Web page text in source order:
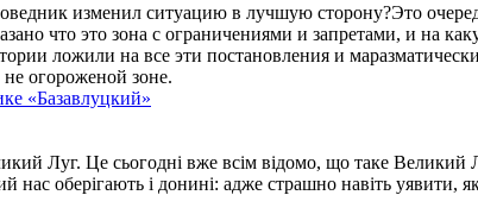
изменил ситуацию в лучшую сторону?Это
что это зона с ограничениями и запретами, и на
ложили на все эти постановления и
огороженой зоне.
«Базавлуцкий»
Луг. Це сьогодні вже всім відомо, що таке
оберігають і донині: адже страшно навіть уявити,